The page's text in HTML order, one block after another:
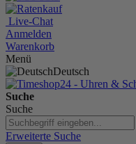
Live-Chat
Anmelden
Warenkorb
Menü
Deutsch
Suche
Suche
Erweiterte Suche